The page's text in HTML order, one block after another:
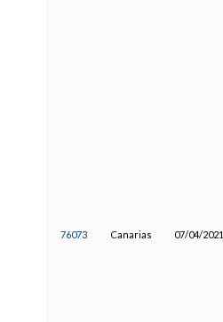
76073 Canarias 07/04/2021